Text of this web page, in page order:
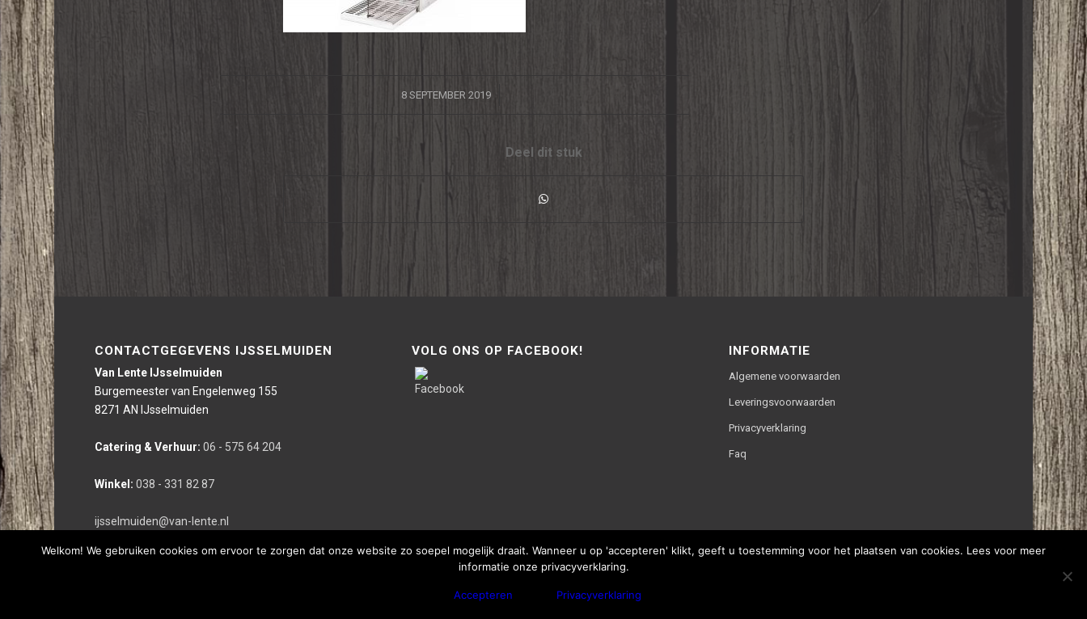
8 SEPTEMBER 2019
/
Deel dit stuk
CONTACTGEGEVENS IJSSELMUIDEN
Van Lente IJsselmuiden
Burgemeester van Engelenweg 155
8271 AN IJsselmuiden
Catering & Verhuur: 06 - 575 64 204
Winkel: 038 - 331 82 87
ijsselmuiden@van-lente.nl
VOLG ONS OP FACEBOOK! INFORMATIE
Algemene voorwaarden
Leveringsvoorwaarden
Privacyverklaring
Faq
Deze website is gerealiseerd door bco reclameburo i.s.m. WebThisSign | © Copyright - Van Lente
Welkom! We gebruiken cookies om ervoor te zorgen dat onze website zo soepel mogelijk draait. Wanneer u op 'accepteren' klikt, geeft u toestemming voor het plaatsen van cookies. Lees voor meer
informatie onze privacyverklaring.
Accepteren Privacyverklaring